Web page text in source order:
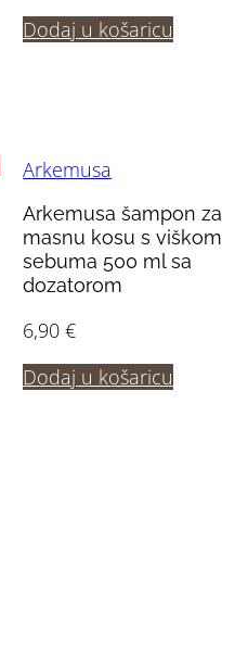
bila
je:
Dodaj u košaricu
Arkemusa
Arkemusa šampon za
masnu kosu s viškom
sebuma 500 ml sa
dozatorom
6,90€
Dodaj u košaricu